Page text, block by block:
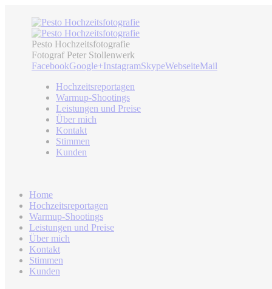
Pesto Hochzeitsfotografie
Fotograf Peter Stollenwerk
FacebookGoogle+InstagramSkypeWebseiteMail
Hochzeitsreportagen
Warmup-Shootings
Leistungen und Preise
Über mich
Kontakt
Stimmen
Kunden
Home
Hochzeitsreportagen
Warmup-Shootings
Leistungen und Preise
Über mich
Kontakt
Stimmen
Kunden